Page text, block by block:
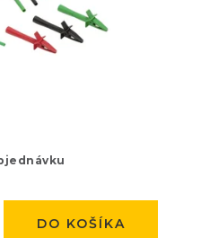
DO KOŠÍKA